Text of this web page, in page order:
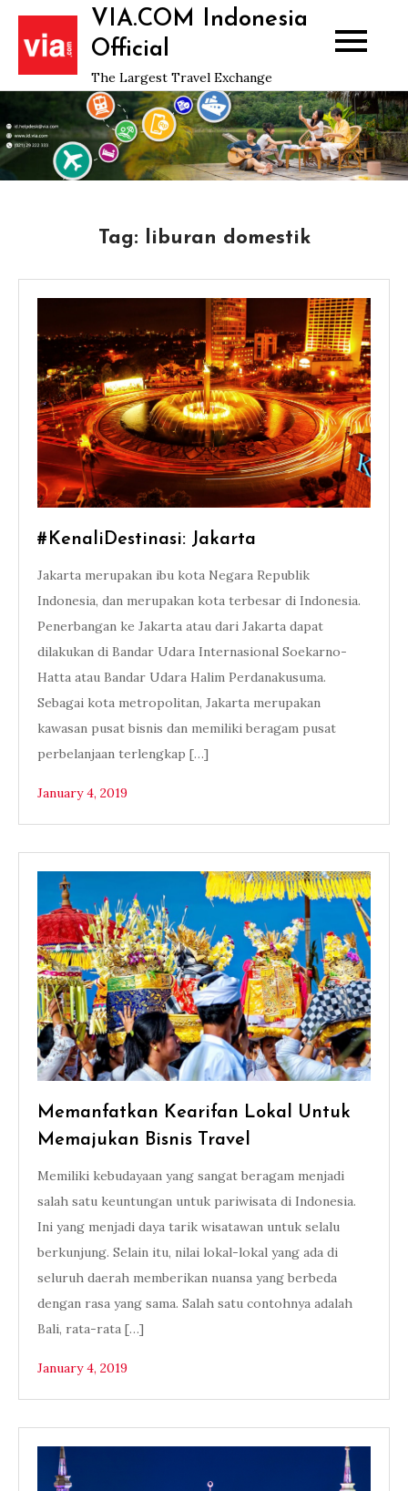
Skip
content
VIA.COM Indonesia
Official
The Largest Travel Exchange
Tag: liburan domestik
#KenaliDestinasi: Jakarta
Jakarta merupakan ibu kota Negara Republik
Indonesia, dan merupakan kota terbesar di Indonesia.
Penerbangan ke Jakarta atau dari Jakarta dapat
dilakukan di Bandar Udara Internasional Soekarno-
Hatta atau Bandar Udara Halim Perdanakusuma.
Sebagai kota metropolitan, Jakarta merupakan
kawasan pusat bisnis dan memiliki beragam pusat
perbelanjaan terlengkap […]
January 4, 2019
Memanfatkan Kearifan Lokal Untuk
Memajukan Bisnis Travel
Memiliki kebudayaan yang sangat beragam menjadi
salah satu keuntungan untuk pariwisata di Indonesia.
Ini yang menjadi daya tarik wisatawan untuk selalu
berkunjung. Selain itu, nilai lokal-lokal yang ada di
seluruh daerah memberikan nuansa yang berbeda
dengan rasa yang sama. Salah satu contohnya adalah
Bali, rata-rata […]
January 4, 2019